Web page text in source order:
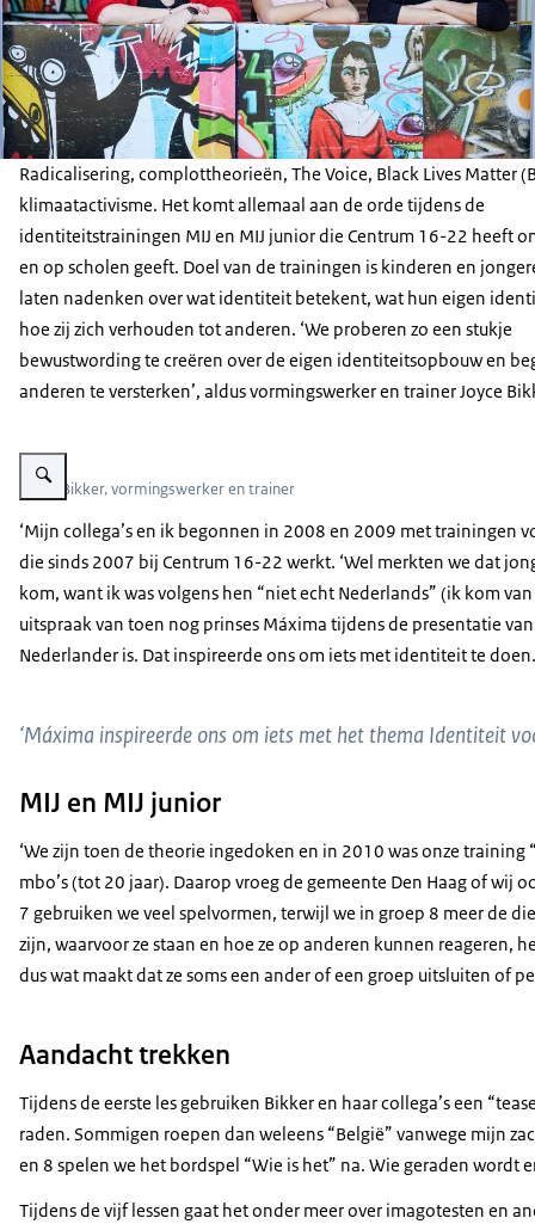
Radicalisering, complottheorieën, The Voice, Black Lives Matter
klimaatactivisme. Het komt allemaal aan de orde tijdens de
identiteitstrainingen MIJ en MIJ junior die Centrum 16-22 heeft
en op scholen geeft. Doel van de trainingen is kinderen en
laten nadenken over wat identiteit betekent, wat hun eigen
hoe zij zich verhouden tot anderen. ‘We proberen zo een stukje
bewustwording te creëren over de eigen identiteitsopbouw en
anderen te versterken’, aldus vormingswerker en trainer Joyce
Vergroot afbeelding Joyce Bikker
Joyce Bikker, vormingswerker en trainer
‘Mijn collega’s en ik begonnen in 2008 en 2009 met trainingen
die sinds 2007 bij Centrum 16-22 werkt. ‘Wel merkten we dat
kom, want ik was volgens hen “niet echt Nederlands” (ik kom
uitspraak van toen nog prinses Máxima tijdens de presentatie
Nederlander is. Dat inspireerde ons om iets met identiteit te
‘Máxima inspireerde ons om iets met het thema Identiteit
MIJ en MIJ junior
‘We zijn toen de theorie ingedoken en in 2010 was onze
mbo’s (tot 20 jaar). Daarop vroeg de gemeente Den Haag of wij
7 gebruiken we veel spelvormen, terwijl we in groep 8 meer de
zijn, waarvoor ze staan en hoe ze op anderen kunnen reageren,
dus wat maakt dat ze soms een ander of een groep uitsluiten of
Aandacht trekken
Tijdens de eerste les gebruiken Bikker en haar collega’s een
raden. Sommigen roepen dan weleens “België” vanwege mijn
en 8 spelen we het bordspel “Wie is het” na. Wie geraden wordt
Tijdens de vijf lessen gaat het onder meer over imagotesten en